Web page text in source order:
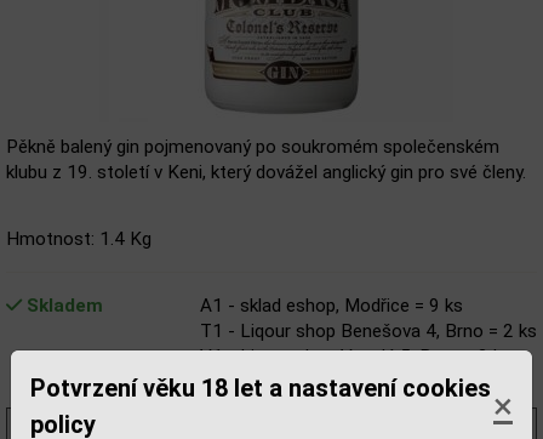
Potvrzení věku 18 let a nastavení cookies
policy
×
Pěkně balený gin pojmenovaný po soukromém společenském
klubu z 19. století v Keni, který dovážel anglický gin pro své členy.
Hmotnost: 1.4 Kg
Skladem
A1 - sklad eshop, Modřice = 9 ks
T1 - Liqour shop Benešova 4, Brno = 2 ks
V1 - Liqour shop Veselá 5, Brno = 2 ks
Z1 - Liqour shop Tábor 36, Brno = 2 ks
819,01 Kč